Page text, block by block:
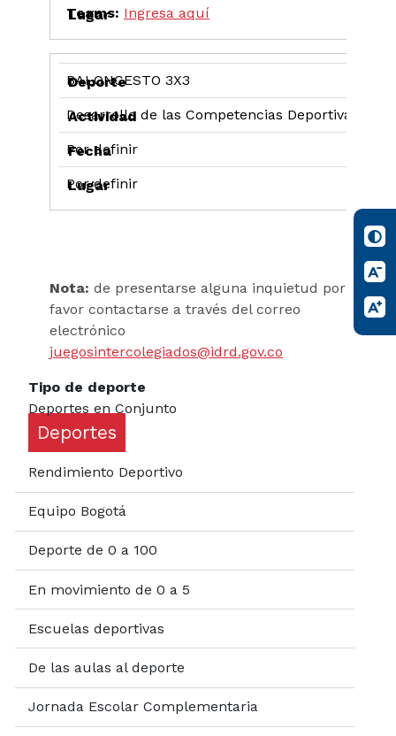
Deportes
Rendimiento Deportivo
Equipo Bogotá
Deporte de 0 a 100
En movimiento de 0 a 5
Escuelas deportivas
De las aulas al deporte
Jornada Escolar Complementaria
Teams: Ingresa aquí
BALONCESTO 3X3
Desarrollo de las Competencias Deportivas
Por definir
Por definir
Nota: de presentarse alguna inquietud por
favor contactarse a través del correo
electrónico
juegosintercolegiados@idrd.gov.co
Tipo de deporte
Deportes en Conjunto